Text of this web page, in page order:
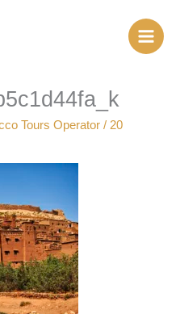
Tours Operator/ 20